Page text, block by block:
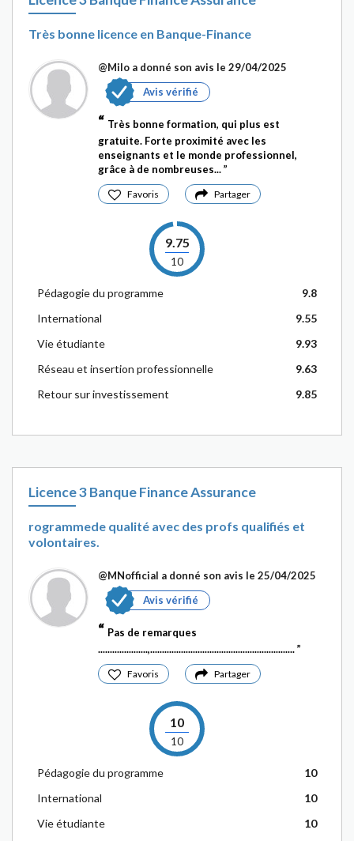
Très bonne licence en Banque-Finance
@Milo a donné son avis le 29/04/2025
Avis vérifié
Très bonne formation, qui plus est
gratuite. Forte proximité avec les
enseignants et le monde professionnel,
grâce à de nombreuses...
Favoris Partager
9.75
10
Pédagogie du programme
9.8
International
9.55
Vie étudiante
9.93
Réseau et insertion professionnelle
9.63
Retour sur investissement
9.85
Licence 3 Banque Finance Assurance
rogrammede qualité avec des profs qualifiés et
volontaires.
@MNofficial a donné son avis le 25/04/2025
Avis vérifié
Pas de remarques
.....................,.............................................................
Favoris Partager
10
10
Pédagogie du programme
10
International
10
Vie étudiante
10